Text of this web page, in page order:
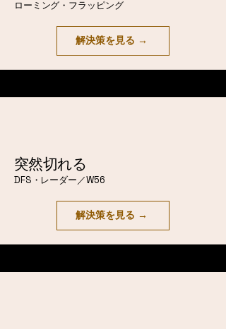
ローミング・フラッピング
解決策を見る →
突然切れる
DFS・レーダー／W56
解決策を見る →